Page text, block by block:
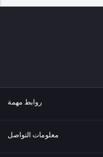
روابط مهمة
معلومات التواصل